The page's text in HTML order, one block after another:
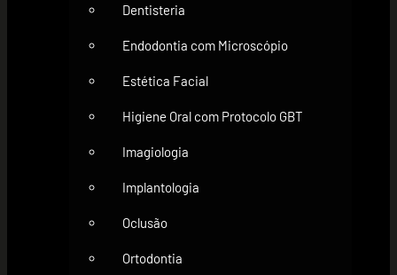
Dentisteria
Endodontia com Microscópio
Estética Facial
Higiene Oral com Protocolo GBT
Imagiologia
Implantologia
Oclusão
Ortodontia